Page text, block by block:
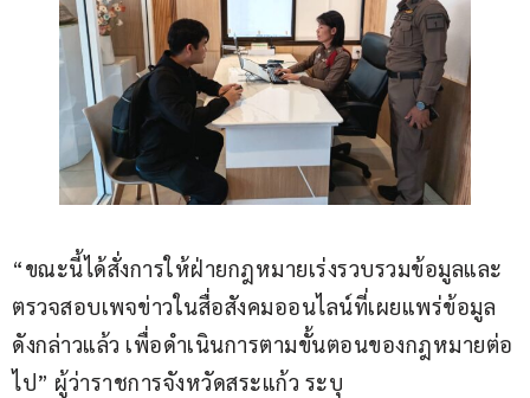
“ขณะนี้ได้สั่งการให้ฝ่ายกฎหมายเร่งรวบรวมข้อมูลและ
ตรวจสอบเพจข่าวในสื่อสังคมออนไลน์ที่เผยแพร่ข้อมูล
ดังกล่าวแล้ว เพื่อดำเนินการตามขั้นตอนของกฎหมายต่อ
ไป” ผู้ว่าราชการจังหวัดสระแก้ว ระบุ